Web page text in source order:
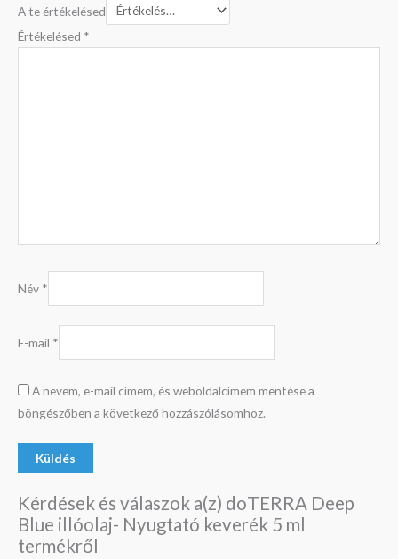
A te értékelésed
Értékelésed *
Név *
E-mail *
A nevem, e-mail címem, és weboldalcímem mentése a
böngészőben a következő hozzászólásomhoz.
Kérdések és válaszok a(z) doTERRA Deep
Blue illóolaj- Nyugtató keverék 5 ml
termékről